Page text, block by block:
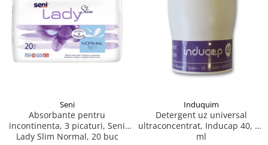
Seni
Absorbante pentru
incontinenta​​​​​​​, 3 picaturi, Seni
Lady Slim Normal, 20 buc
Induquim
Detergent uz universal
ultraconcentrat, Inducap 40, 22
ml